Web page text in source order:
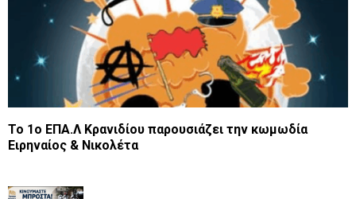
To 1o EΠΑ.Λ Κρανιδίου παρουσιάζει την κωμωδία
Ειρηναίος & Νικολέτα